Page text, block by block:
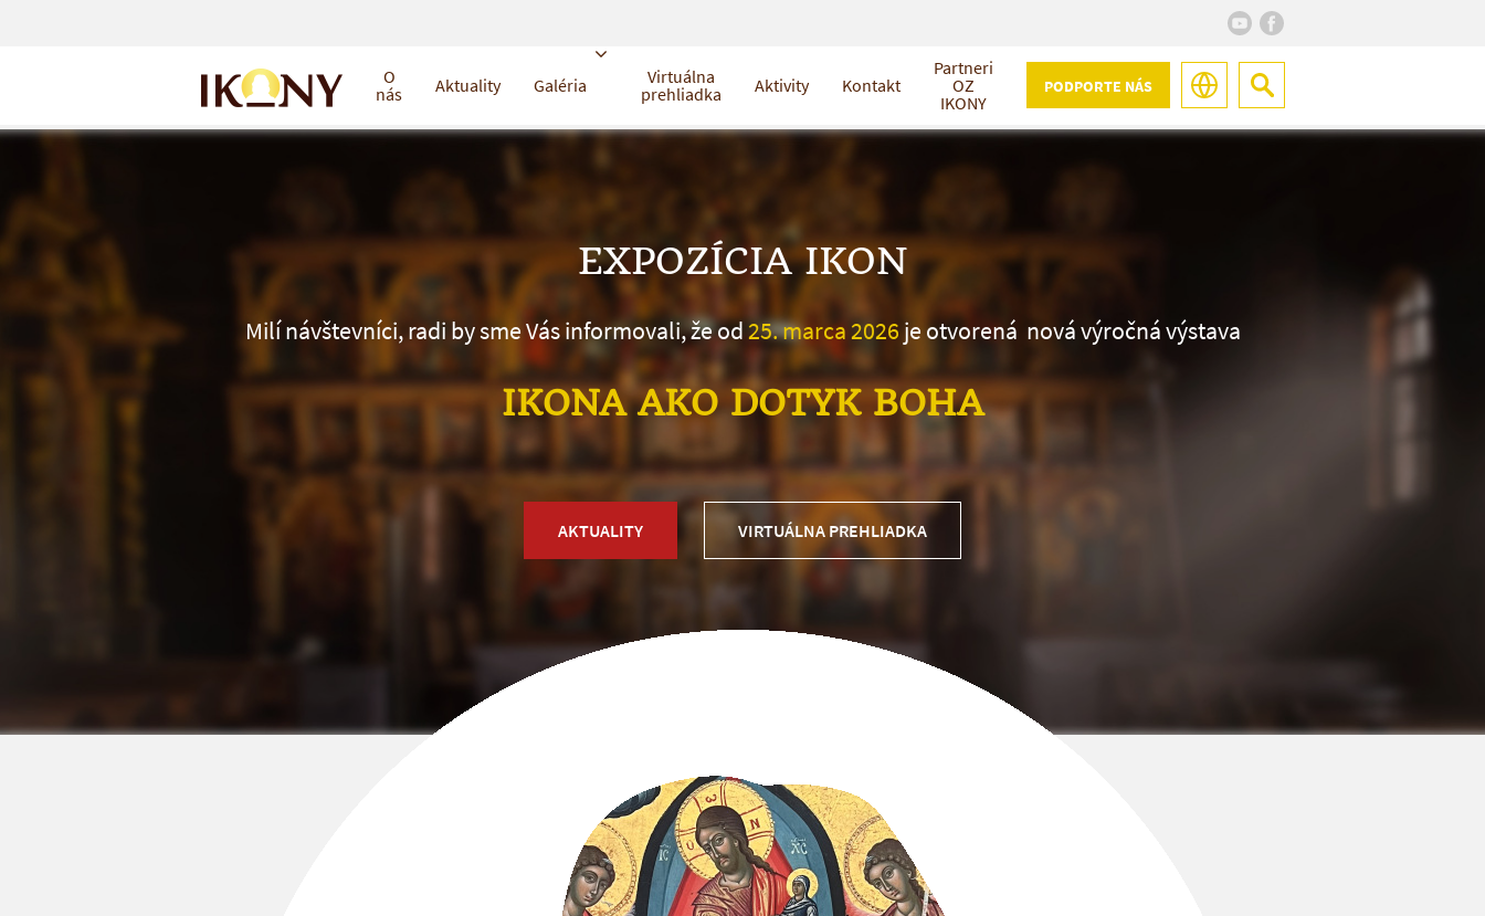
O
nás
Aktuality Galéria
Virtuálna
prehliadka
Aktivity Kontakt
Partneri
OZ
IKONY
PODPORTE NÁS
EXPOZÍCIA IKON
Milí návštevníci, radi by sme Vás informovali, že od25. marca 2026 je otvorená nová výročná výstava
IKONA AKO DOTYK BOHA
AKTUALITY VIRTUÁLNA PREHLIADKA